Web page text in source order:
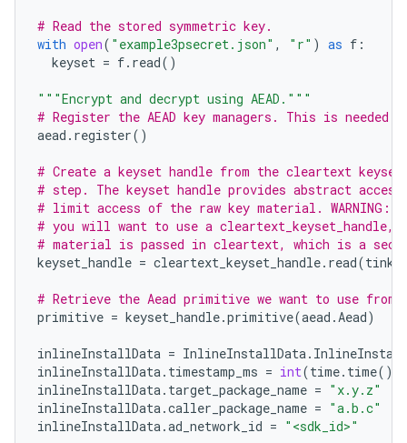
# Read the stored symmetric key.
with open( "example3psecret.json" , "r" ) as f :
keyset = f. read()
"""Encrypt and decrypt using AEAD."""
# Register the AEAD key managers. This is
aead . register()
# Create a keyset handle from the cleartext
# step. The keyset handle provides abstract
# limit access of the raw key material.
# you will want to use a
# material is passed in cleartext, which is a
keyset_handle = cleartext_keyset_handle. read(tink
# Retrieve the Aead primitive we want to use from
primitive = keyset_handle.primitive(aead .Aead)
inlineInstallData = InlineInstallData.
inlineInstallData. timestamp_ms = int(time. time()
inlineInstallData. target_package_name = "x.y.z"
inlineInstallData.caller_package_name = "a.b.c"
inlineInstallData.ad_network_id = "<sdk_id>"